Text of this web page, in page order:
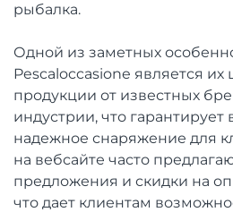
рыбалка.
Одной из заметных
Pescaloccasione является
продукции от известных
индустрии, что гарантирует
надежное снаряжение для
на вебсайте часто
предложения и скидки на
что дает клиентам